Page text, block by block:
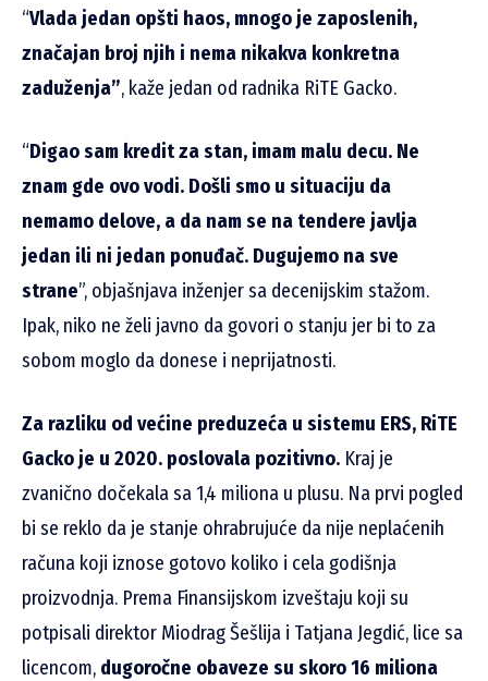
“Vlada jedan opšti haos, mnogo je zaposlenih,
značajan broj njih i nema nikakva konkretna
zaduženja”, kaže jedan od radnika RiTE Gacko.
“Digao sam kredit za stan, imam malu decu. Ne
znam gde ovo vodi. Došli smo u situaciju da
nemamo delove, a da nam se na tendere javlja
jedan ili ni jedan ponuđač. Dugujemo na sve
strane”, objašnjava inženjer sa decenijskim stažom.
Ipak, niko ne želi javno da govori o stanju jer bi to za
sobom moglo da donese i neprijatnosti.
Za razliku od većine preduzeća u sistemu ERS, RiTE
Gacko je u 2020. poslovala pozitivno. Kraj je
zvanično dočekala sa 1,4 miliona u plusu. Na prvi pogled
bi se reklo da je stanje ohrabrujuće da nije neplaćenih
računa koji iznose gotovo koliko i cela godišnja
proizvodnja. Prema Finansijskom izveštaju koji su
potpisali direktor Miodrag Šešlija i Tatjana Jegdić, lice sa
licencom, dugoročne obaveze su skoro 16 miliona